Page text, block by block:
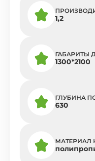
1,2
ГАБАРИТЫ
1300*2100
ГЛУБИНА
630
МАТЕРИАЛ